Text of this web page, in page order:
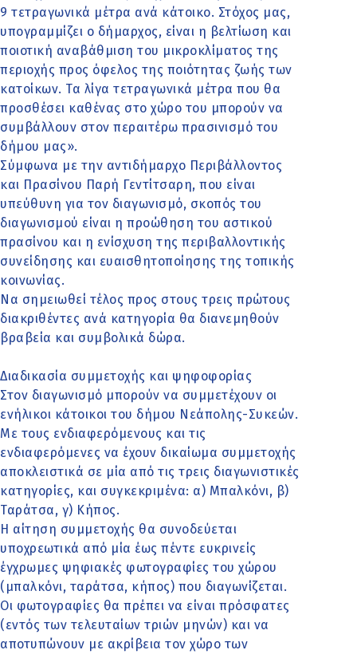
9 τετραγωνικά μέτρα ανά κάτοικο. Στόχος μας,
υπογραμμίζει ο δήμαρχος, είναι η βελτίωση και
ποιοτική αναβάθμιση του μικροκλίματος της
περιοχής προς όφελος της ποιότητας ζωής των
κατοίκων. Τα λίγα τετραγωνικά μέτρα που θα
προσθέσει καθένας στο χώρο του μπορούν να
συμβάλλουν στον περαιτέρω πρασινισμό του
δήμου μας».
Σύμφωνα με την αντιδήμαρχο Περιβάλλοντος
και Πρασίνου Παρή Γεντίτσαρη, που είναι
υπεύθυνη για τον διαγωνισμό, σκοπός του
διαγωνισμού είναι η προώθηση του αστικού
πρασίνου και η ενίσχυση της περιβαλλοντικής
συνείδησης και ευαισθητοποίησης της τοπικής
κοινωνίας.
Να σημειωθεί τέλος προς στους τρεις πρώτους
διακριθέντες ανά κατηγορία θα διανεμηθούν
βραβεία και συμβολικά δώρα.
Διαδικασία συμμετοχής και ψηφοφορίας
Στον διαγωνισμό μπορούν να συμμετέχουν οι
ενήλικοι κάτοικοι του δήμου Νεάπολης-Συκεών.
Με τους ενδιαφερόμενους και τις
ενδιαφερόμενες να έχουν δικαίωμα συμμετοχής
αποκλειστικά σε μία από τις τρεις διαγωνιστικές
κατηγορίες, και συγκεκριμένα: α) Μπαλκόνι, β)
Ταράτσα, γ) Κήπος.
Η αίτηση συμμετοχής θα συνοδεύεται
υποχρεωτικά από μία έως πέντε ευκρινείς
έγχρωμες ψηφιακές φωτογραφίες του χώρου
(μπαλκόνι, ταράτσα, κήπος) που διαγωνίζεται.
Οι φωτογραφίες θα πρέπει να είναι πρόσφατες
(εντός των τελευταίων τριών μηνών) και να
αποτυπώνουν με ακρίβεια τον χώρο των